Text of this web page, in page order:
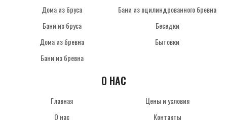
Дома из бруса
Бани из бруса
Дома из бревна
Бани из бревна
Бани из оцилиндрованного бревна
Беседки
Бытовки
О НАС
Главная
О нас
Цены и условия
Контакты